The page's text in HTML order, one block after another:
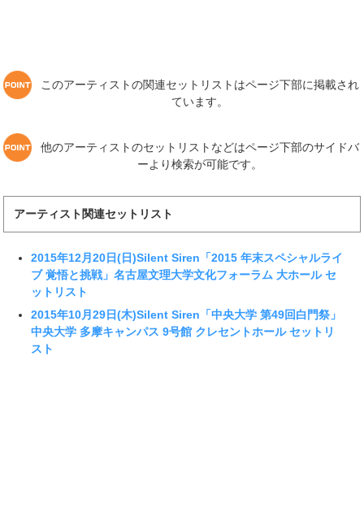
このアーティストの関連セットリストはページ下部に掲載され
ています。
他のアーティストのセットリストなどはページ下部のサイドバ
ーより検索が可能です。
アーティスト関連セットリスト
2015年12月20日(日)Silent Siren「2015 年末スペシャルライ
ブ 覚悟と挑戦」名古屋文理大学文化フォーラム 大ホール セ
ットリスト
2015年10月29日(木)Silent Siren「中央大学 第49回白門祭」
中央大学 多摩キャンパス 9号館 クレセントホール セットリ
スト